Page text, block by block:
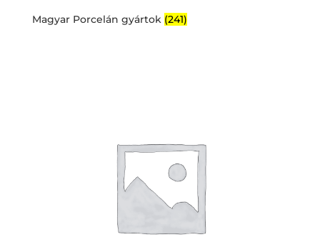
Magyar Porcelán gyártok (241)